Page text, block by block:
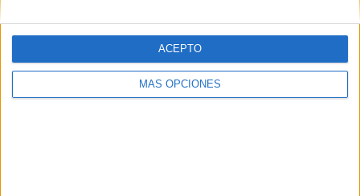
MÁS OPCIONES
ACEPTO
Suscribir